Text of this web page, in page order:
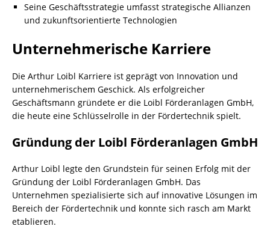
Seine Geschäftsstrategie umfasst strategische Allianzen
und zukunftsorientierte Technologien
Unternehmerische Karriere
Die Arthur Loibl Karriere ist geprägt von Innovation und
unternehmerischem Geschick. Als erfolgreicher
Geschäftsmann gründete er die Loibl Förderanlagen GmbH,
die heute eine Schlüsselrolle in der Fördertechnik spielt.
Gründung der Loibl Förderanlagen GmbH
Arthur Loibl legte den Grundstein für seinen Erfolg mit der
Gründung der Loibl Förderanlagen GmbH. Das
Unternehmen spezialisierte sich auf innovative Lösungen im
Bereich der Fördertechnik und konnte sich rasch am Markt
etablieren.